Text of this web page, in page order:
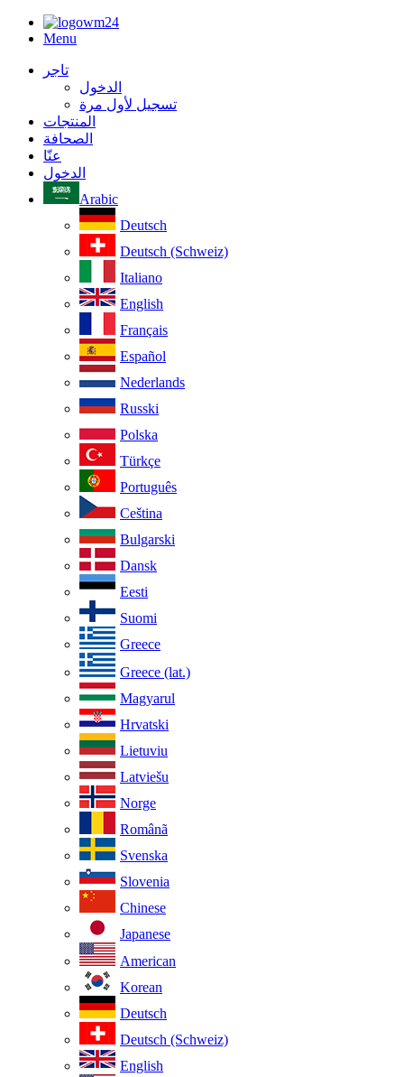
Menu
تاجر
الدخول
تسجيل لأول مرة
المنتجات
الصحافة
عنّا
الدخول
Arabic
Deutsch
Deutsch (Schweiz)
Italiano
English
Français
Español
Nederlands
Russki
Polska
Türkçe
Português
Ceština
Bulgarski
Dansk
Eesti
Suomi
Greece
Greece (lat.)
Magyarul
Hrvatski
Lietuviu
Latviešu
Norge
Românã
Svenska
Slovenia
Chinese
Japanese
American
Korean
Deutsch
Deutsch (Schweiz)
English